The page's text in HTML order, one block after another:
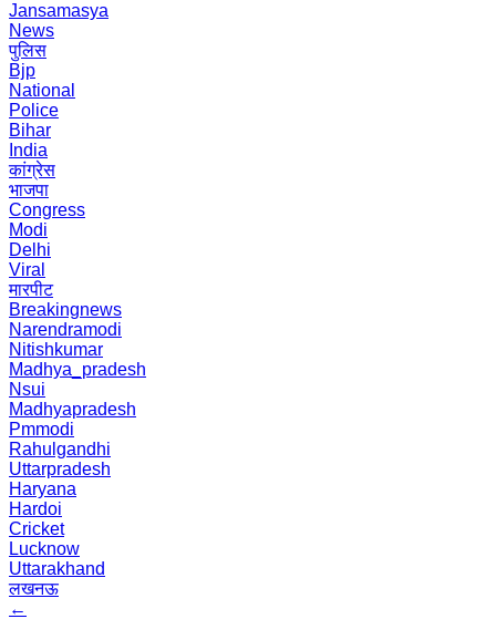
Jansamasya
News
पुलिस
Bjp
National
Police
Bihar
India
कांग्रेस
भाजपा
Congress
Modi
Delhi
Viral
मारपीट
Breakingnews
Narendramodi
Nitishkumar
Madhya_pradesh
Nsui
Madhyapradesh
Pmmodi
Rahulgandhi
Uttarpradesh
Haryana
Hardoi
Cricket
Lucknow
Uttarakhand
लखनऊ
←